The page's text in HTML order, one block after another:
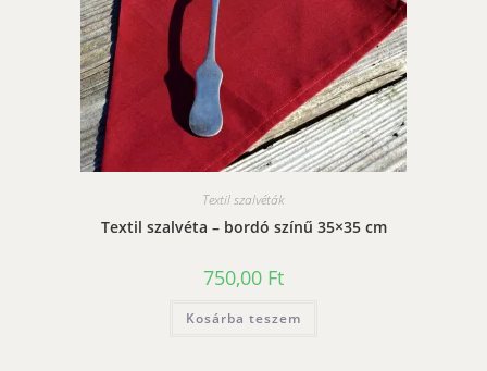
Textil szalvéták
Textil szalvéta – bordó színű 35×35 cm
750,00 Ft
Kosárba teszem